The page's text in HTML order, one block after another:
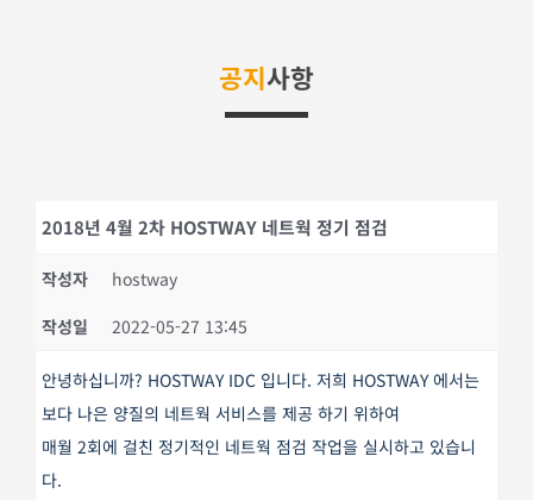
공지사항
2018년 4월 2차 HOSTWAY 네트웍 정기 점검
작성자
hostway
작성일
2022-05-27 13:45
안녕하십니까? HOSTWAY IDC 입니다. 저희 HOSTWAY 에서는
보다 나은 양질의 네트웍 서비스를 제공 하기 위하여
매월 2회에 걸친 정기적인 네트웍 점검 작업을 실시하고 있습니
다.